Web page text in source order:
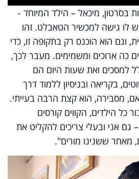
בסרטון, מיכאל – הילד המיוחד -
לו גישה למכשיר הטאבלט. זהו
וגם הוא הוכנס רק בתקופה זו, כדי
כה ארוכים ומשמימים. מעבר לכך,
למסכים ואת שעות היום הם
בקריאה ובניסיון ללמוד דרך
מסבירה, הוא קצת הרבה בעייתי.
כל הילדים, הקווים קורסים
גם אני ובעלי צריכים להקליט את
מאחר ששנינו מורים".